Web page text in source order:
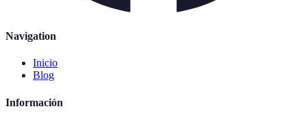
Navigation
Inicio
Blog
Información